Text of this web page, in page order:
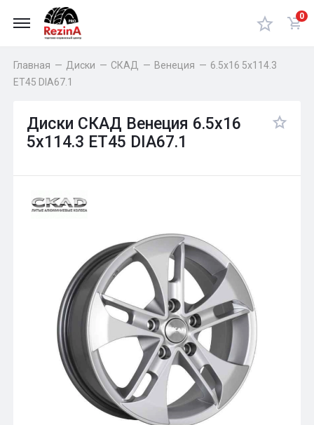
0
Главная — Диски — СКАД — Венеция — 6.5x16 5x114.3
ET45 DIA67.1
Диски СКАД Венеция 6.5x16
5x114.3 ET45 DIA67.1